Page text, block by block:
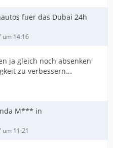
fuer das Dubai 24h
um 14:16
ja gleich noch absenken
zu verbessern...
M*** in
um 11:21